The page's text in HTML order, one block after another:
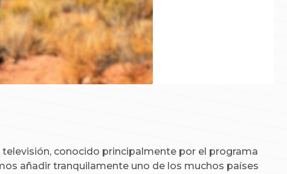
conocido principalmente por el programa
añadir tranquilamente uno de los muchos países